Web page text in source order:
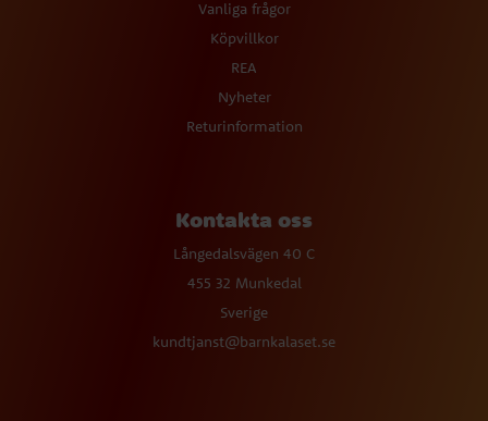
Vanliga frågor
Köpvillkor
REA
Nyheter
Returinformation
Kontakta oss
Långedalsvägen 40 C
455 32 Munkedal
Sverige
kundtjanst@barnkalaset.se